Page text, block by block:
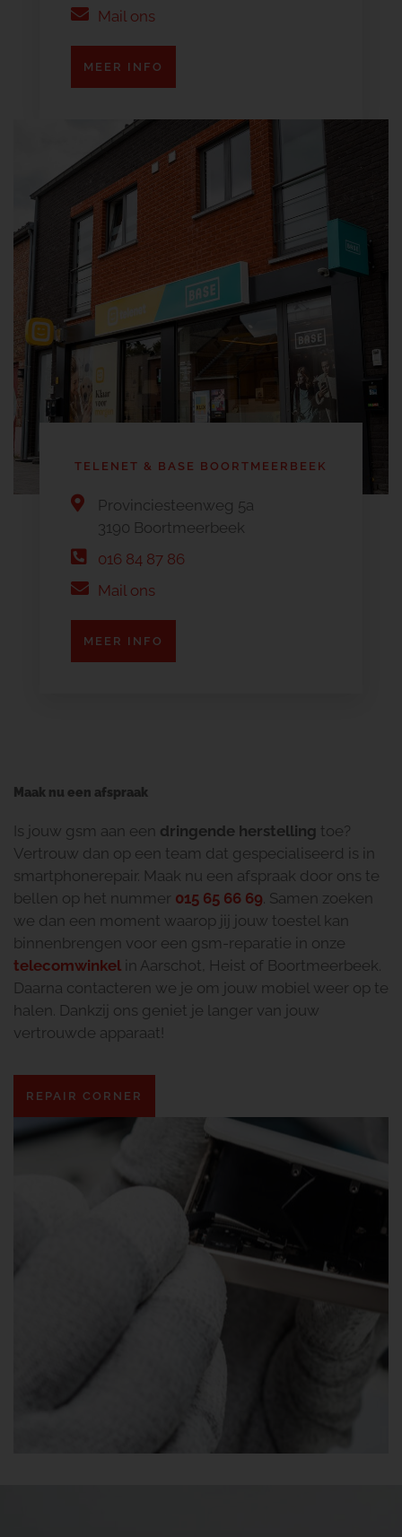
Mail ons
MEER INFO
TELENET & BASE BOORTMEERBEEK
Provinciesteenweg 5a
3190 Boortmeerbeek
016 84 87 86
Mail ons
MEER INFO
Maak nu een afspraak
Is jouw gsm aan een dringende herstelling toe?
Vertrouw dan op een team dat gespecialiseerd is in
smartphonerepair. Maak nu een afspraak door ons te
bellen op het nummer 015 65 66 69. Samen zoeken
we dan een moment waarop jij jouw toestel kan
binnenbrengen voor een gsm-reparatie in onze
telecomwinkel in Aarschot, Heist of Boortmeerbeek.
Daarna contacteren we je om jouw mobiel weer op te
halen. Dankzij ons geniet je langer van jouw
vertrouwde apparaat!
REPAIR CORNER